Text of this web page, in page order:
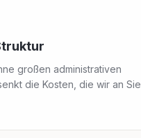
großen administrativen
die Kosten, die wir an Sie